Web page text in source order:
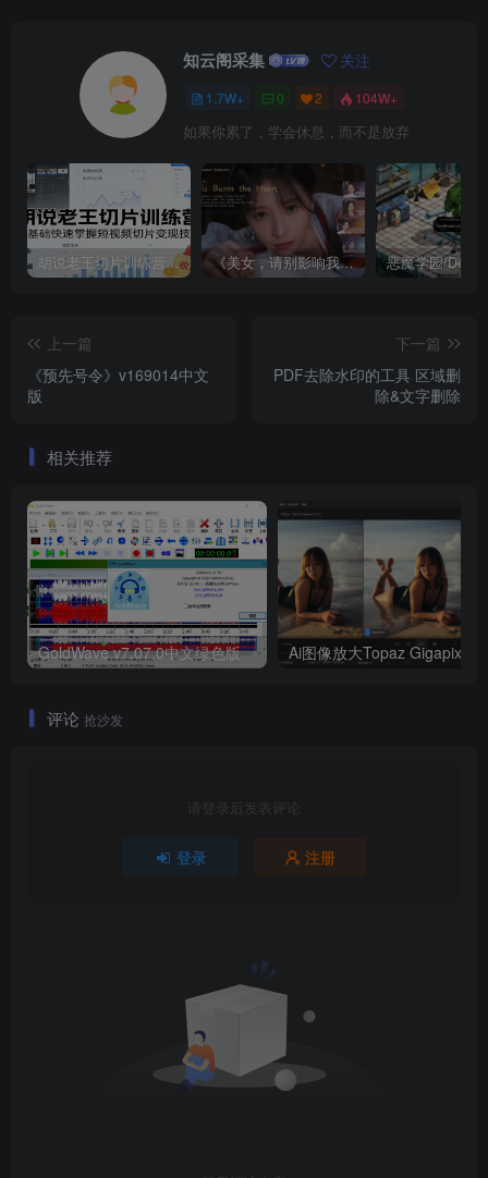
知云阁采集 关注
1.7W+ 0 2 104W+
如果你累了，学会休息，而不是放弃
胡说老王切片训练营，零基础快速掌握短视频切片变现技巧 《美女，请别影响我成仙全球版》中文版
上一篇
《预先号令》v169014中文
版
下一篇
PDF去除水印的工具 区域删
除&文字删除
相关推荐
GoldWave v7.07.0中文绿色版
评论 抢沙发
请登录后发表评论
登录 注册